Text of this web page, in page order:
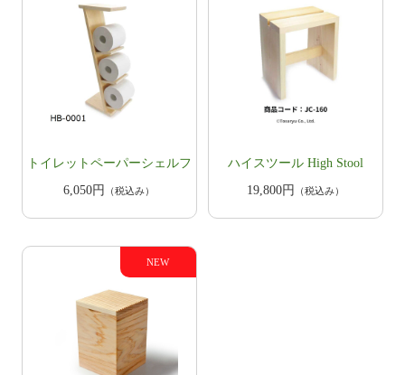
トイレットペーパーシェルフ
6,050円
（税込み）
ハイスツール High Stool
19,800円
（税込み）